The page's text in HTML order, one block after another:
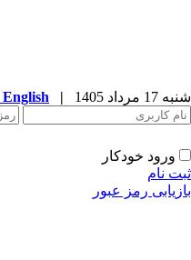
شنبه 17 مرداد 1405 |
English
ورود خودکار
ثبت نام
بازیابی رمز عبور